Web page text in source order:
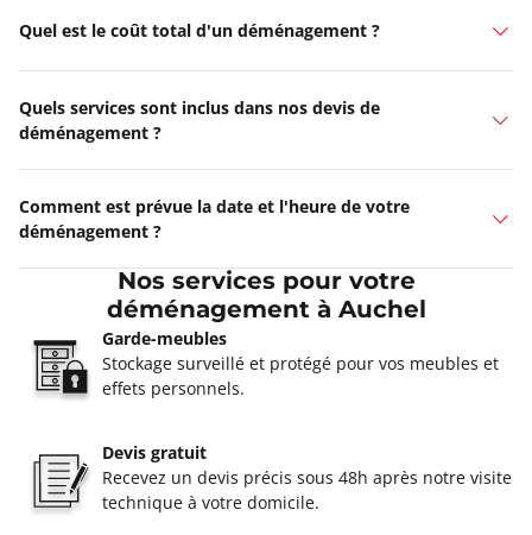
Quel est le coût total d'un déménagement ?
Quels services sont inclus dans nos devis de
déménagement ?
Comment est prévue la date et l'heure de votre
déménagement ?
Nos services pour votre
déménagement à Auchel
Garde-meubles
Stockage surveillé et protégé pour vos meubles et
effets personnels.
Devis gratuit
Recevez un devis précis sous 48h après notre visite
technique à votre domicile.